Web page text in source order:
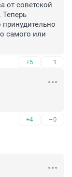
от советской
Теперь
самого или
+5 –1
+4 –0